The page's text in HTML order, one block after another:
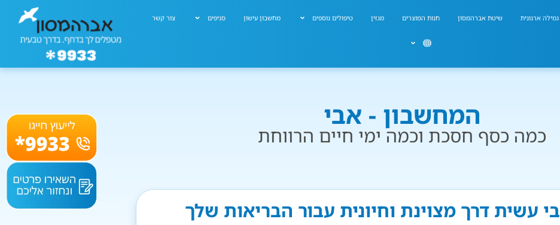
גמילה ארגונית שיטת אברהמסון חנות המוצרים מגזין טיפולים נוספים מחשבון עישון סניפים צור קשר
המחשבון - אבי
כמה כסף חסכת וכמה ימי חיים הרווחת
עשית דרך מצוינת וחיונית עבור הבריאות שלך